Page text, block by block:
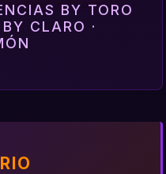
BY TORO
CLARO ·